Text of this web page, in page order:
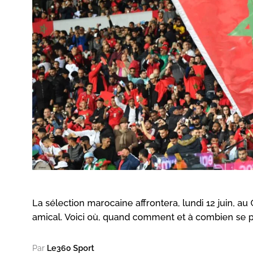
La sélection marocaine affrontera, lundi 12 juin,
amical. Voici où, quand comment et à combien
Par Le360 Sport